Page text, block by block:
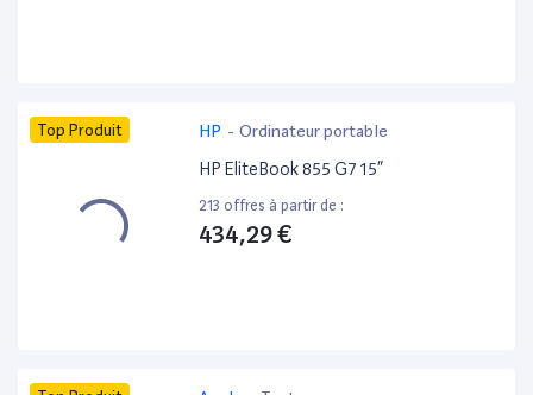
Top Produit HP - Ordinateur portable
HP EliteBook 855 G7 15”
213 offres à partir de :
434,29 €